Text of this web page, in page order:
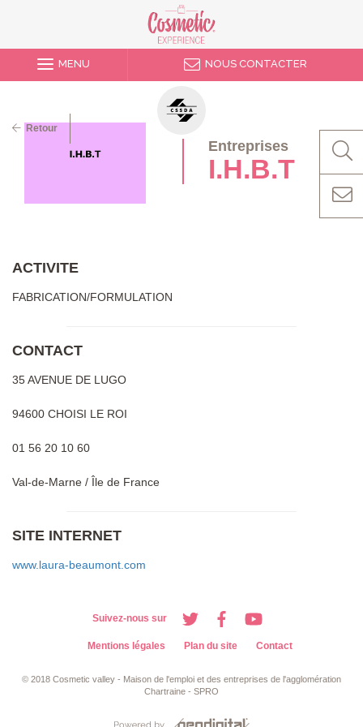
MENU NOUS CONTACTER
Entreprises
I.H.B.T
ACTIVITE
FABRICATION/FORMULATION
CONTACT
35 AVENUE DE LUGO
94600 CHOISI LE ROI
01 56 20 10 60
Val-de-Marne / Île de France
SITE INTERNET
www.laura-beaumont.com
Retour
Suivez-nous sur
Mentions légales Plan du site Contact
© 2018 Cosmetic valley - Maison de l'emploi et des entreprises de l'agglomération
Chartraine - SPRO